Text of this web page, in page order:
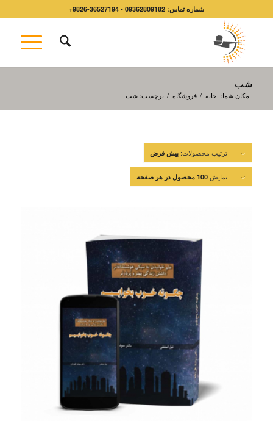
شماره تماس: 09362809182 - 36527194-9826+
شب
مکان شما: خانه / فروشگاه / برچسب: شب
ترتیب محصولات: پیش فرض
نمایش 100 محصول در هر صفحه